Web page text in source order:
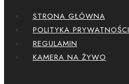
STRONA GŁÓWNA
POLITYKA PRYWATNOŚCI
REGULAMIN
KAMERA NA ŻYWO